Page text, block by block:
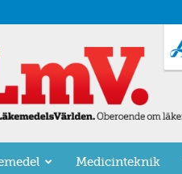
Medicinteknik